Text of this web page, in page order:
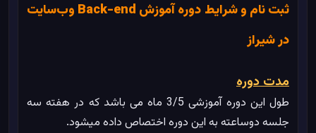
ثبت نام و شرایط دوره آموزش Back-end وب‌سایت
در شیراز
مدت دوره
طول این دوره آموزشی 3/5 ماه می باشد که در هفته سه
جلسه دوساعته به این دوره اختصاص داده میشود.